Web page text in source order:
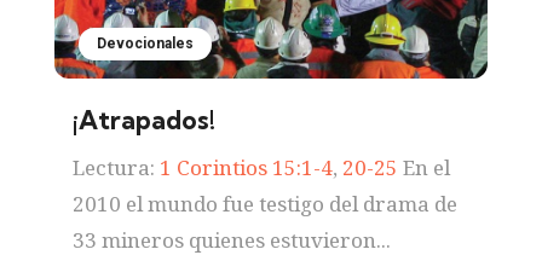
Devocionales
¡Atrapados!
Lectura: 1 Corintios 15:1-4, 20-25 En el
2010 el mundo fue testigo del drama de
33 mineros quienes estuvieron...